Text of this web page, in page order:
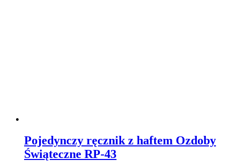
Pojedynczy ręcznik z haftem Ozdoby
Świąteczne RP-43